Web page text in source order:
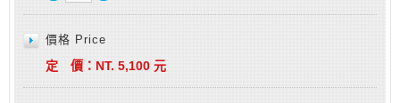
價格 Price
定 價： NT. 5,100 元